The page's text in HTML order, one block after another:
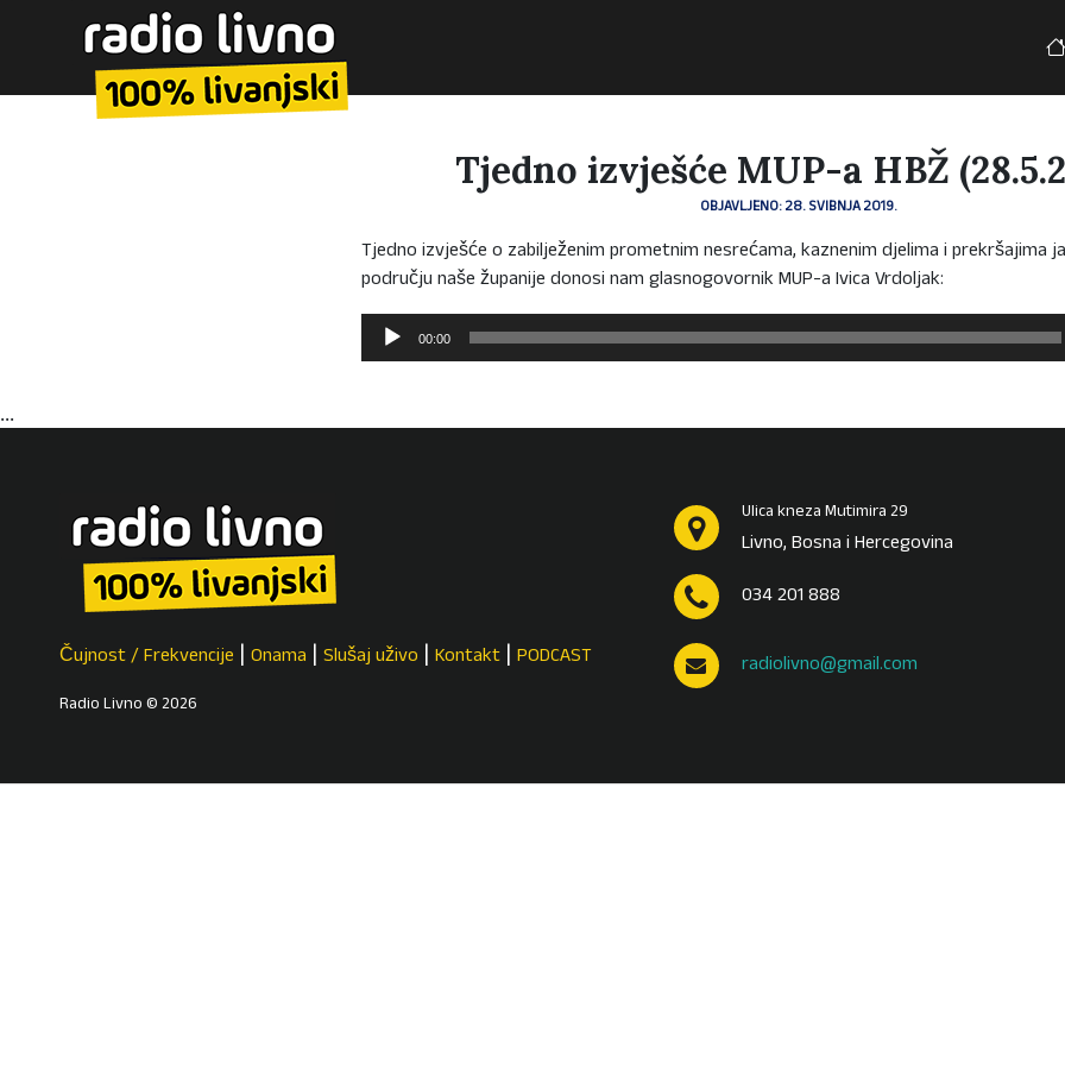
Tjedno izvješće MUP-a HBŽ
OBJAVLJENO: 28. SVIBNJA 2019.
Tjedno izvješće o zabilježenim prometnim nesrećama, kaznenim djelima i prekršajima
području naše županije donosi nam glasnogovornik MUP-a Ivica Vrdoljak:
Reproduktor
audiozapisa
00:00
...
Čujnost / Frekvencije Onama Slušaj uživo Kontakt PODCAST
Radio Livno © 2026
Ulica kneza Mutimira 29
Livno, Bosna i Hercegovina
034 201 888
radiolivno@gmail.com